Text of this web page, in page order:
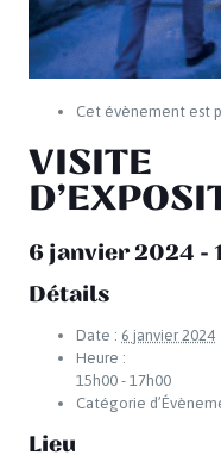
Cet évènement est
VISITE
6 janvier 2024 -
Détails
Date : 6 janvier 2024
Heure :
15h00 - 17h00
Catégorie
Lieu